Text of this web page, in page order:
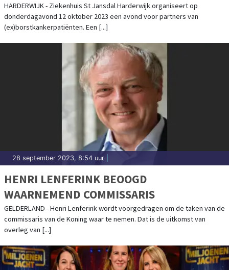
HARDERWIJK - Ziekenhuis St Jansdal Harderwijk organiseert op
donderdagavond 12 oktober 2023 een avond voor partners van
(ex)borstkankerpatiënten. Een [...]
28 september 2023, 8:54 uur
HENRI LENFERINK BEOOGD
WAARNEMEND COMMISSARIS
GELDERLAND - Henri Lenferink wordt voorgedragen om de taken van de
commissaris van de Koning waar te nemen. Dat is de uitkomst van
overleg van [...]